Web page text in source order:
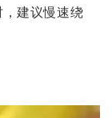
建议慢速绕